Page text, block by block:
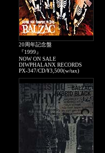
20周年記念盤
『1999』
NOW ON SALE
DIWPHALANX RECORDS
PX-347/CD/¥3,500(w/tax)